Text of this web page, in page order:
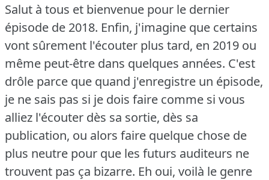
Salut à tous et bienvenue pour le dernier
épisode de 2018. Enfin, j'imagine que certains
vont sûrement l'écouter plus tard, en 2019 ou
même peut-être dans quelques années. C'est
drôle parce que quand j'enregistre un épisode,
je ne sais pas si je dois faire comme si vous
alliez l'écouter dès sa sortie, dès sa
publication, ou alors faire quelque chose de
plus neutre pour que les futurs auditeurs ne
trouvent pas ça bizarre. Eh oui, voilà le genre